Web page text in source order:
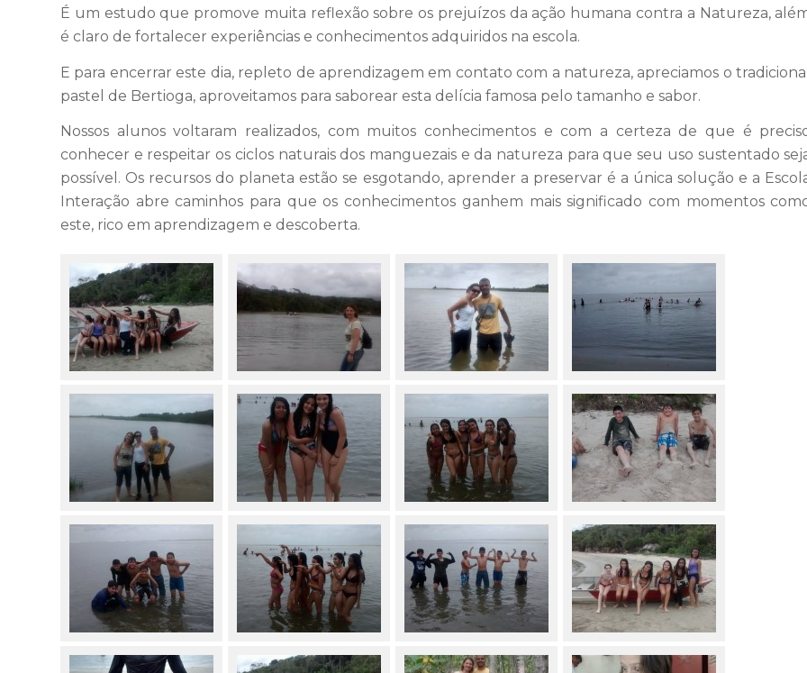
É um estudo que promove muita reflexão sobre os prejuízos da ação humana contra a Natureza,
é claro de fortalecer experiências e conhecimentos adquiridos na escola.
E para encerrar este dia, repleto de aprendizagem em contato com a natureza, apreciamos o tradicional
pastel de Bertioga, aproveitamos para saborear esta delícia famosa pelo tamanho e sabor.
Nossos alunos voltaram realizados, com muitos conhecimentos e com a certeza de que é
conhecer e respeitar os ciclos naturais dos manguezais e da natureza para que seu uso sustentado
possível. Os recursos do planeta estão se esgotando, aprender a preservar é a única solução e a
Interação abre caminhos para que os conhecimentos ganhem mais significado com momentos
este, rico em aprendizagem e descoberta.